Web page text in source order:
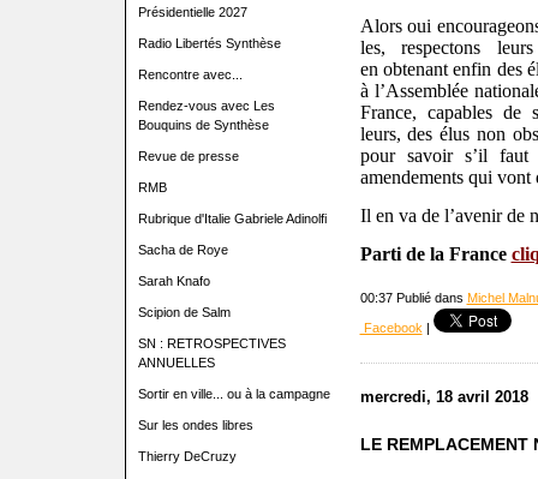
Présidentielle 2027
Radio Libertés Synthèse
Rencontre avec...
Rendez-vous avec Les
Bouquins de Synthèse
Revue de presse
RMB
Rubrique d'Italie Gabriele Adinolfi
Sacha de Roye
Sarah Knafo
Scipion de Salm
SN : RETROSPECTIVES
ANNUELLES
Sortir en ville... ou à la campagne
Sur les ondes libres
Thierry DeCruzy
Alors oui
les, respectons
en obtenantenfin des
à l’Assemblée
France, capables de
leurs, des élus non
pour savoir s’il
amendements qui vont
Il en va de l’avenir de
Parti de la France
00:37 Publié dans Michel
Facebook
mercredi, 18 avril 2018
LE REMPLACEMENT